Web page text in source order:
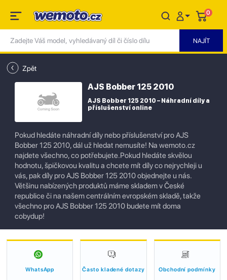
0
Zpět
AJS Bobber 125 2010
AJS Bobber 125 2010 – Náhradní díly a
příslušenství online
Pokud hledáte náhradní díly nebo příslušenství pro AJS
Bobber 125 2010, dál už hledat nemusíte! Na wemoto.cz
najdete všechno, co potřebujete.Pokud hledáte skvělou
hodnotu, špičkovou kvalitu a chcete mít díly co nejrychleji u
vás, pak díly pro AJS Bobber 125 2010 objednejte u nás.
Většinu nabízených produktů máme skladem v České
republice či na našem centrálním evropském skladě, takže
všechno pro AJS Bobber 125 2010 budete mít doma
cobydup!
WhatsApp Často kladené dotazy Obchodní podmínky